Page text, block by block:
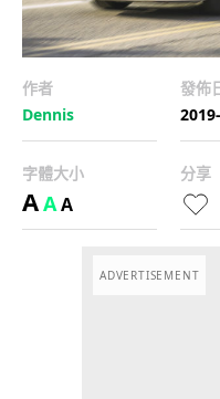
作者
Dennis
發佈
字體大小
AAA
分享
ADVERTISEMENT